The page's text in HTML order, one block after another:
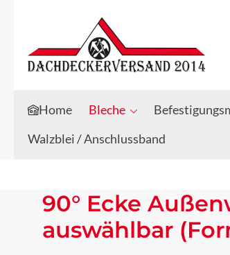
Zum Hauptinhalt springen
Zur Suche springen
Home Bleche
Walzblei / Anschlussband
90° Ecke
auswählbar